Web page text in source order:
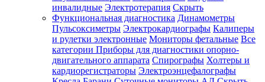
инвалидные Электротерапия Скрыть
Функциональная диагностика Динамометры
Пульсоксиметры Электрокардиографы Калиперы
и рулетки электронные Мониторы фетальные Все
категории Приборы для диагностики опорно-
двигательного аппарата Спирографы Холтеры и
кардиорегистраторы Электроэнцефалографы